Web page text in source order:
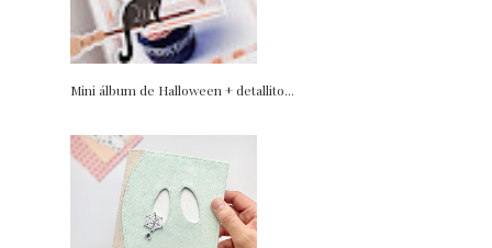
Mini álbum de Halloween + detallito...